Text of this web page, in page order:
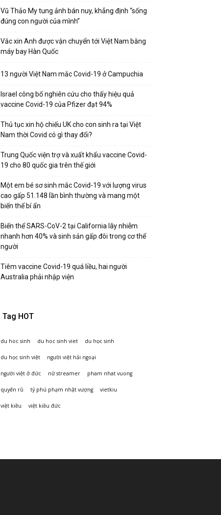
Vũ Thảo My tung ảnh bán nuy, khẳng định “sống
đúng con người của mình”
Vắc xin Anh được vận chuyển tới Việt Nam bằng
máy bay Hàn Quốc
13 người Việt Nam mắc Covid-19 ở Campuchia
Israel công bố nghiên cứu cho thấy hiệu quả
vaccine Covid-19 của Pfizer đạt 94%
Thủ tục xin hộ chiếu UK cho con sinh ra tại Việt
Nam thời Covid có gì thay đổi?
Trung Quốc viện trợ và xuất khẩu vaccine Covid-
19 cho 80 quốc gia trên thế giới
Một em bé sơ sinh mắc Covid-19 với lượng virus
cao gấp 51.148 lần bình thường và mang một
biến thể bí ẩn
Biến thể SARS-CoV-2 tại California lây nhiễm
nhanh hơn 40% và sinh sản gấp đôi trong cơ thể
người
Tiêm vaccine Covid-19 quá liều, hai người
Australia phải nhập viện
Tag HOT
du hoc sinh du hoc sinh viet du học sinh
du học sinh việt người việt hải ngoại
người việt ở đức nữ streamer pham nhat vuong
quyến rũ tỷ phú phạm nhật vượng vietkiu
việt kiều việt kiều đức